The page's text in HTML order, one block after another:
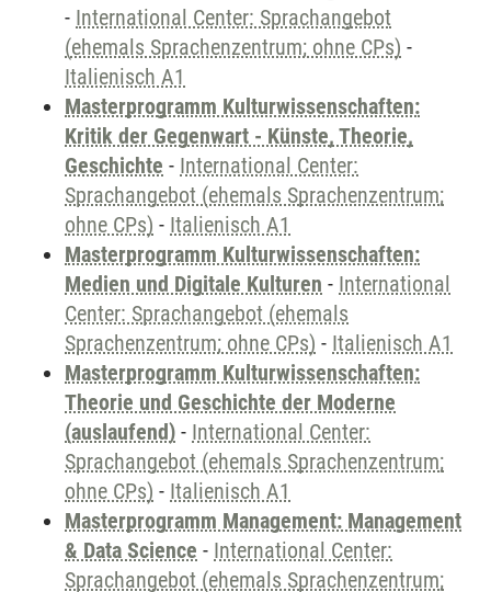
- International Center: Sprachangebot
(ehemals Sprachenzentrum; ohne CPs) -
Italienisch A1
Masterprogramm Kulturwissenschaften:
Kritik der Gegenwart - Künste, Theorie,
Geschichte - International Center:
Sprachangebot (ehemals Sprachenzentrum;
ohne CPs) - Italienisch A1
Masterprogramm Kulturwissenschaften:
Medien und Digitale Kulturen - International
Center: Sprachangebot (ehemals
Sprachenzentrum; ohne CPs) - Italienisch A1
Masterprogramm Kulturwissenschaften:
Theorie und Geschichte der Moderne
(auslaufend) - International Center:
Sprachangebot (ehemals Sprachenzentrum;
ohne CPs) - Italienisch A1
Masterprogramm Management: Management
& Data Science - International Center:
Sprachangebot (ehemals Sprachenzentrum;